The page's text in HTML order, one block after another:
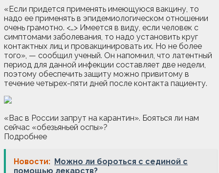
«Если придется применять имеющуюся вакцину, то
надо ее применять в эпидемиологическом отношении
очень грамотно. <…> Имеется в виду, если человек с
симптомами заболевания, то надо установить круг
контактных лиц и провакцинировать их. Но не более
того», — сообщил ученый. Он напомнил, что латентный
период для данной инфекции составляет две недели,
поэтому обеспечить защиту можно привитому в
течение четырех-пяти дней после контакта пациенту.
«Вас в России запрут на карантин». Бояться ли нам
сейчас «обезьяньей оспы»?
Подробнее
Новости: Можно ли бороться с сединой с
помощью лекарств?